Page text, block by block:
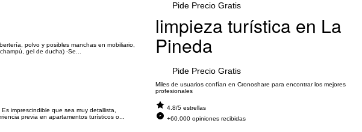
polvo y posibles manchas en mobiliario,
gel de ducha) -Se...
Pide Precio Gratis
imprescindible que sea muy detallista,
previa en apartamentos turísticos o...
Pide Precio Gratis
limpieza turística en La
Pineda
Miles de usuarios confían en Cronoshare para encontrar los mejores
profesionales
4.8/5 estrellas
+60.000 opiniones recibidas